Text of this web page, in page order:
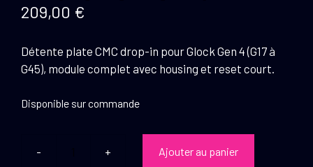
209,00 €
Détente plate CMC drop-in pour Glock Gen 4 (G17 à
G45), module complet avec housing et reset court.
Disponible sur commande
quantité
Ajouter au panier